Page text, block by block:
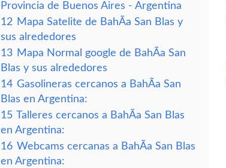
Provincia de Buenos Aires - Argentina
12 Mapa Satelite de BahÃ­a San Blas y
sus alrededores
13 Mapa Normal google de BahÃ­a San
Blas y sus alrededores
14 Gasolineras cercanos a BahÃ­a San
Blas en Argentina:
15 Talleres cercanos a BahÃ­a San Blas
en Argentina:
16 Webcams cercanas a BahÃ­a San Blas
en Argentina: